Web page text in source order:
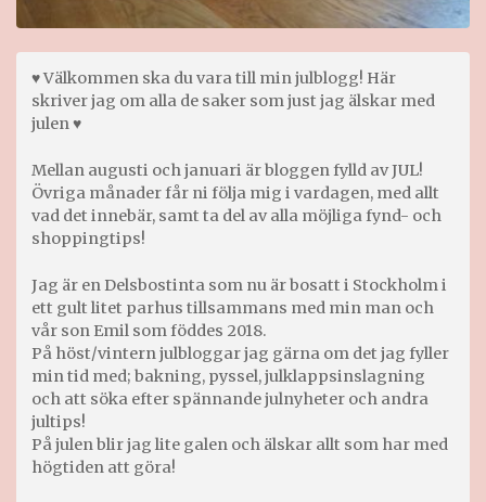
♥ Välkommen ska du vara till min julblogg! Här
skriver jag om alla de saker som just jag älskar med
julen ♥
Mellan augusti och januari är bloggen fylld av JUL!
Övriga månader får ni följa mig i vardagen, med allt
vad det innebär, samt ta del av alla möjliga fynd- och
shoppingtips!
Jag är en Delsbostinta som nu är bosatt i Stockholm i
ett gult litet parhus tillsammans med min man och
vår son Emil som föddes 2018.
På höst/vintern julbloggar jag gärna om det jag fyller
min tid med; bakning, pyssel, julklappsinslagning
och att söka efter spännande julnyheter och andra
jultips!
På julen blir jag lite galen och älskar allt som har med
högtiden att göra!